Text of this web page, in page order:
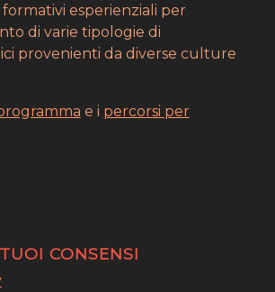
esperienziali per
di varie tipologie di
provenienti da diverse culture
e i percorsi per
CONSENSI